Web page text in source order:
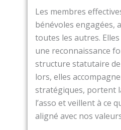
Les membres
bénévoles engagées,
toutes les autres.
une reconnaissance
structure statutaire de
lors, elles
stratégiques, portent
l’asso et veillent à ce
aligné avec nos